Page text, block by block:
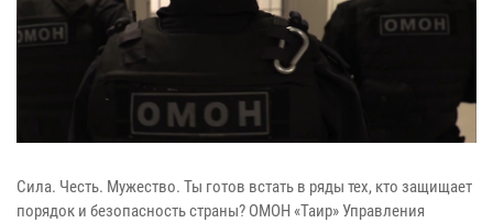
Сила. Честь. Мужество. Ты готов встать в ряды тех, кто защищает
порядок и безопасность страны? ОМОН «Таир» Управления